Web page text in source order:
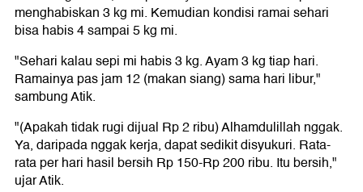
menghabiskan 3 kg mi. Kemudian kondisi ramai sehari
bisa habis 4 sampai 5 kg mi.
"Sehari kalau sepi mi habis 3 kg. Ayam 3 kg tiap hari.
Ramainya pas jam 12 (makan siang) sama hari libur,"
sambung Atik.
"(Apakah tidak rugi dijual Rp 2 ribu) Alhamdulillah nggak.
Ya, daripada nggak kerja, dapat sedikit disyukuri. Rata-
rata per hari hasil bersih Rp 150-Rp 200 ribu. Itu bersih,"
ujar Atik.